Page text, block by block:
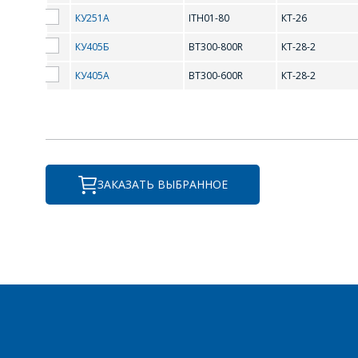
I
КУ251А ITH01-80 КТ-26
КУ405Б BT300-800R КТ-28-2
КУ405А BT300-600R КТ-28-2
ЗАКАЗАТЬ ВЫБРАННОЕ